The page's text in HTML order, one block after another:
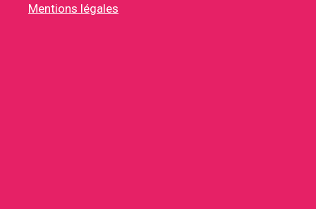
Mentions légales